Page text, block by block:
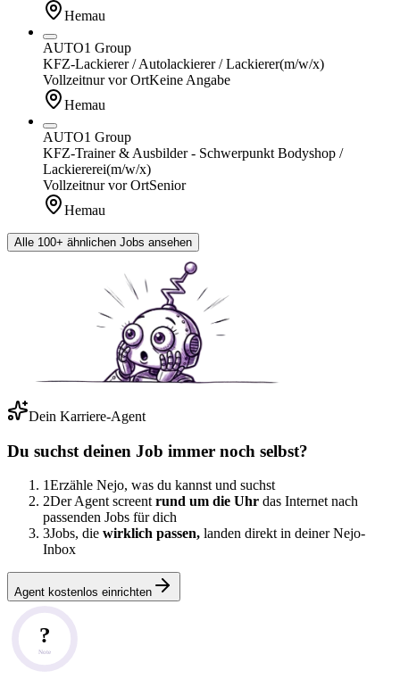
Hemau
AUTO1 Group
KFZ-Lackierer / Autolackierer / Lackierer(m/w/x)
Vollzeitnur vor OrtKeine Angabe
Hemau
AUTO1 Group
KFZ-Trainer & Ausbilder - Schwerpunkt Bodyshop /
Lackiererei(m/w/x)
Vollzeitnur vor OrtSenior
Hemau
Alle 100+ ähnlichen Jobs ansehen
Dein Karriere-Agent
Du suchst deinen Job immer noch selbst?
1Erzähle Nejo, was du kannst und suchst
2Der Agent screent rund um die Uhr das Internet nach
passenden Jobs für dich
3Jobs, die wirklich passen, landen direkt in deiner Nejo-
Inbox
Agent kostenlos einrichten
?
Note